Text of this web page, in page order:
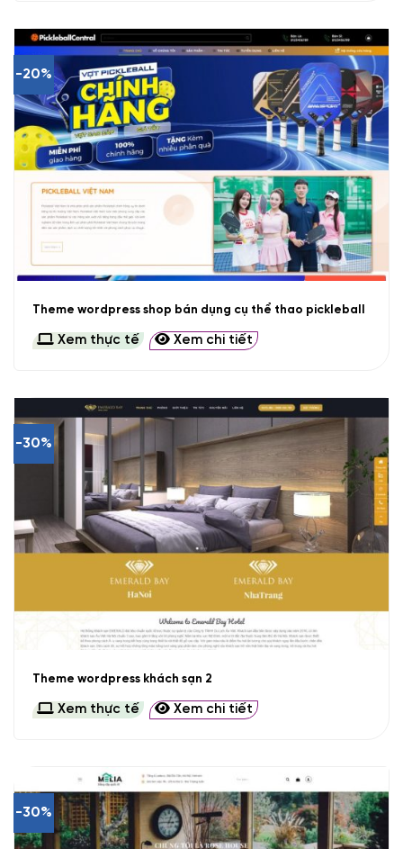
-20%
Theme wordpress shop bán dụng cụ thể thao pickleball
Xem thực tế Xem chi tiết
-30%
Theme wordpress khách sạn 2
Xem thực tế Xem chi tiết
-30%